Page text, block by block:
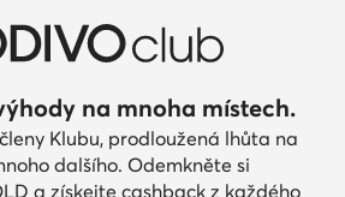
na mnoha místech.
Klubu, prodloužená lhůta na
dalšího. Odemkněte si
a získejte cashback z každého